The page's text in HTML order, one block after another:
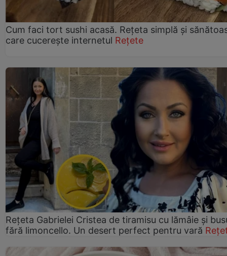
Cum faci tort sushi acasă. Rețeta simplă și
care cucerește internetul Rețete
Rețeta Gabrielei Cristea de tiramisu cu lămâie și
fără limoncello. Un desert perfect pentru vară